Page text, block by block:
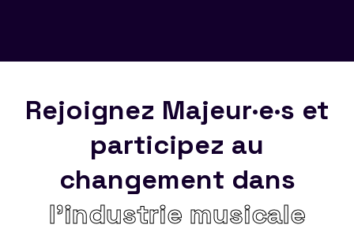
Rejoignez Majeur·e·s et
participez au
changement dans
l’industrie musicale